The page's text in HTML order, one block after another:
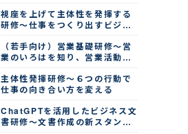
視座を上げて主体性を発揮する
研修～仕事をつくり出すビジネ
（若手向け）営業基礎研修～営
業のいろはを知り、営業活動の
主体性発揮研修～６つの行動で
仕事の向き合い方を変える
ChatGPTを活用したビジネス文
書研修～文書作成の新スタンダ